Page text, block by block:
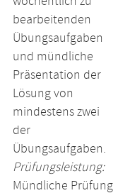
bearbeitenden
Übungsaufgaben
und mündliche
Präsentation der
Lösung von
mindestens zwei
der
Übungsaufgaben.
Prüfungsleistung:
Mündliche Prüfung